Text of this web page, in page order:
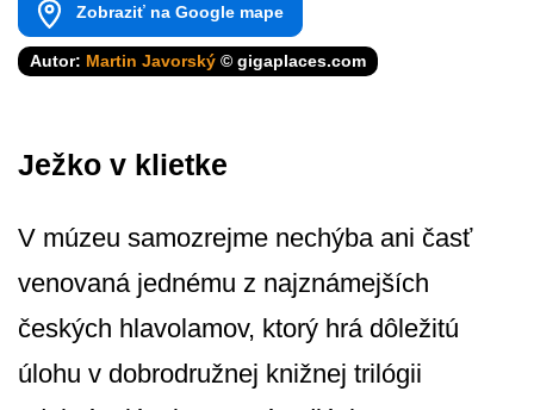
Zobraziť na Google mape
Autor: Martin Javorský © gigaplaces.com
Ježko v klietke
V múzeu samozrejme nechýba ani časť
venovaná jednému z najznámejších
českých hlavolamov, ktorý hrá dôležitú
úlohu v dobrodružnej knižnej trilógii